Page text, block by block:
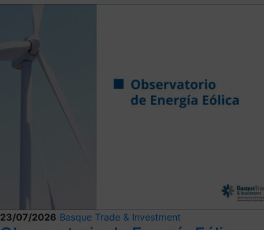
23/07/2026 Basque Trade & Investment